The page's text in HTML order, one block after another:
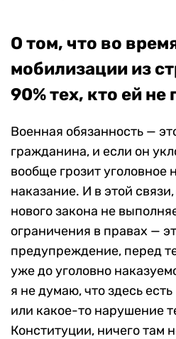
О том, что во
мобилизации из
90% тех, кто ей
Военная обязанность —
гражданина, и если он
вообще грозит уголовное
наказание. И в этой
нового закона не
ограничения в правах —
предупреждение, перед
уже до уголовно
я не думаю, что здесь
или какое-то нарушение
Конституции, ничего там